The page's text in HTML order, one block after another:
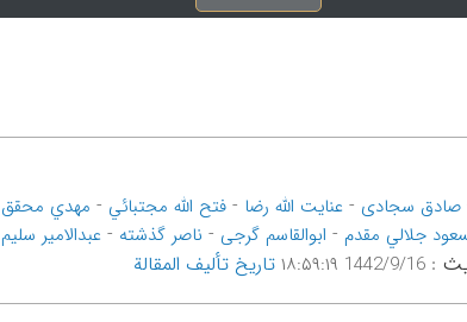
صادق سجادی -عنایت الله رضا -فتح الله مجتبائي - مهدي محقق
جلالي مقدم - ابوالقاسم گرجی - ناصر گذشته -عبدالامیر سلیم
:1442/9/16 ۱۸:۵۹:۱۹ تاریخ تألیف المقالة